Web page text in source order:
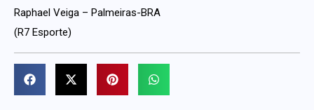
Raphael Veiga – Palmeiras-BRA
(R7 Esporte)